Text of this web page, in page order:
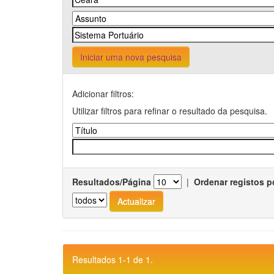
Iniciar uma nova pesquisa
Adicionar filtros:
Utilizar filtros para refinar o resultado da pesquisa.
Resultados/Página | Ordenar registos
Resultados 1-1 de 1.